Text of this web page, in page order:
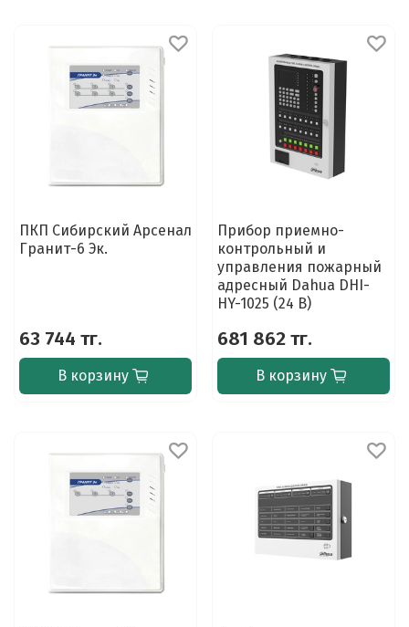
ПКП Сибирский Арсенал
Гранит-6 Эк.
63 744 тг.
В корзину
Прибор приемно-
контрольный и
управления пожарный
адресный Dahua DHI-
HY-1025 (24 В)
681 862 тг.
В корзину